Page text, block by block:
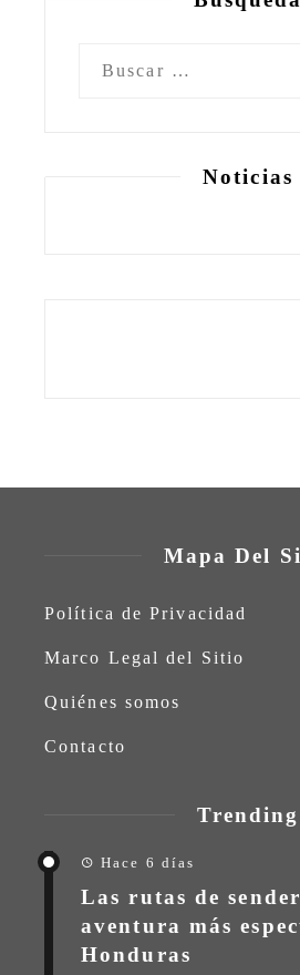
Noticias
Mapa Del
Política de Privacidad
Marco Legal del Sitio
Quiénes somos
Contacto
Trending
Hace 6 días
Las rutas de
aventura más
Honduras